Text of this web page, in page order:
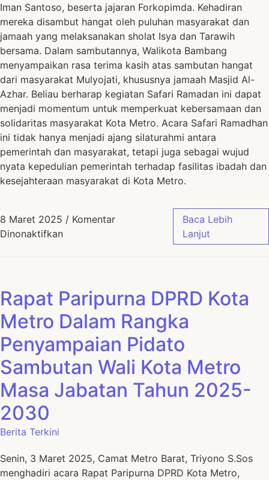
Iman Santoso, beserta jajaran Forkopimda. Kehadiran
mereka disambut hangat oleh puluhan masyarakat dan
jamaah yang melaksanakan sholat Isya dan Tarawih
bersama. Dalam sambutannya, Walikota Bambang
menyampaikan rasa terima kasih atas sambutan hangat
dari masyarakat Mulyojati, khususnya jamaah Masjid Al-
Azhar. Beliau berharap kegiatan Safari Ramadan ini dapat
menjadi momentum untuk memperkuat kebersamaan dan
solidaritas masyarakat Kota Metro. Acara Safari Ramadhan
ini tidak hanya menjadi ajang silaturahmi antara
pemerintah dan masyarakat, tetapi juga sebagai wujud
nyata kepedulian pemerintah terhadap fasilitas ibadah dan
kesejahteraan masyarakat di Kota Metro.
8 Maret 2025 / Komentar
Dinonaktifkan
Baca Lebih
Lanjut
Rapat Paripurna DPRD Kota
Metro Dalam Rangka
Penyampaian Pidato
Sambutan Wali Kota Metro
Masa Jabatan Tahun 2025-
2030
Berita Terkini
Senin, 3 Maret 2025, Camat Metro Barat, Triyono S.Sos
menghadiri acara Rapat Paripurna DPRD Kota Metro,